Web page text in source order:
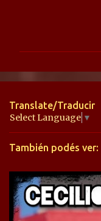
n
a
r
i
s
Translate/Traducir
Select Language ▼
También podés ver: